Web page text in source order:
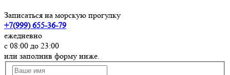
Записаться на морскую прогулку
+7(999) 655-36-79
ежедневно
с 08:00 до 23:00
или заполнив форму ниже.